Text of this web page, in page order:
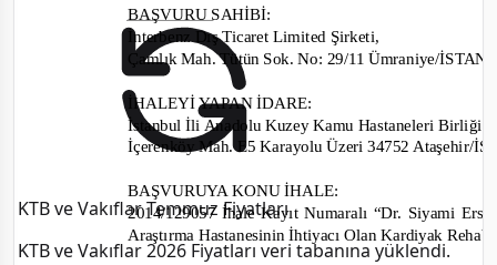
KTB ve Vakıflar Temmuz Fiyatları
KTB ve Vakıflar 2026 Fiyatları veri tabanına yüklendi.
BAŞVURU SAHİBİ:
İnterbenz Dış Ticaret Limited Şirketi,
Çamlık Mah. Tütün Sok. No: 29/11 Ümraniye/
İHALEYİ YAPAN İDARE:
İstanbul İli Anadolu Kuzey Kamu Hastaneleri Birliği
İçerenköy Mah. E5 Karayolu Üzeri 34752 Ataşehir/
BAŞVURUYA KONU İHALE:
2014/129057 İhale Kayıt Numaralı “Dr. Siyami
Araştırma Hastanesinin İhtiyacı Olan Kardiyak